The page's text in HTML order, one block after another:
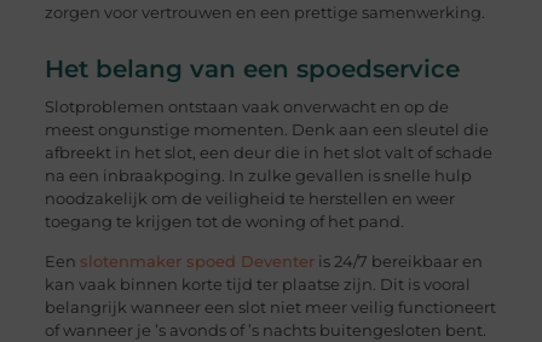
zorgen voor vertrouwen en een prettige samenwerking.
Het belang van een spoedservice
Slotproblemen ontstaan vaak onverwacht en op de
meest ongunstige momenten. Denk aan een sleutel die
afbreekt in het slot, een deur die in het slot valt of schade
na een inbraakpoging. In zulke gevallen is snelle hulp
noodzakelijk om de veiligheid te herstellen en weer
toegang te krijgen tot de woning of het pand.
Een slotenmaker spoed Deventeris 24/7 bereikbaar en
kan vaak binnen korte tijd ter plaatse zijn. Dit is vooral
belangrijk wanneer een slot niet meer veilig functioneert
of wanneer je ’s avonds of ’s nachts buitengesloten bent.